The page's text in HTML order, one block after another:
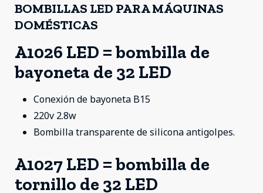
BOMBILLAS LED PARA MÁQUINAS
DOMÉSTICAS
A1026 LED = bombilla de
bayoneta de 32 LED
Conexión de bayoneta B15
220v 2.8w
Bombilla transparente de silicona antigolpes.
A1027 LED = bombilla de
tornillo de 32 LED